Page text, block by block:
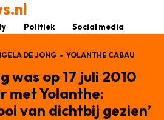
Politiek Social media
DE JONG YOLANTHE CABAU
was op 17 juli 2010
met Yolanthe:
van dichtbij gezien’